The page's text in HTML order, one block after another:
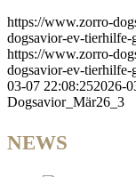
https://www.zorro-
dogsavior-ev-tierhilfe-
https://www.zorro-
dogsavior-ev-tierhilfe-
03-07 22:08:252026-
Dogsavior_Mär26_3
NEWS